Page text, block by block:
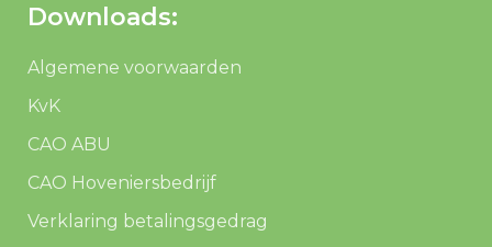
Downloads:
Algemene voorwaarden
KvK
CAO ABU
CAO Hoveniersbedrijf
Verklaring betalingsgedrag